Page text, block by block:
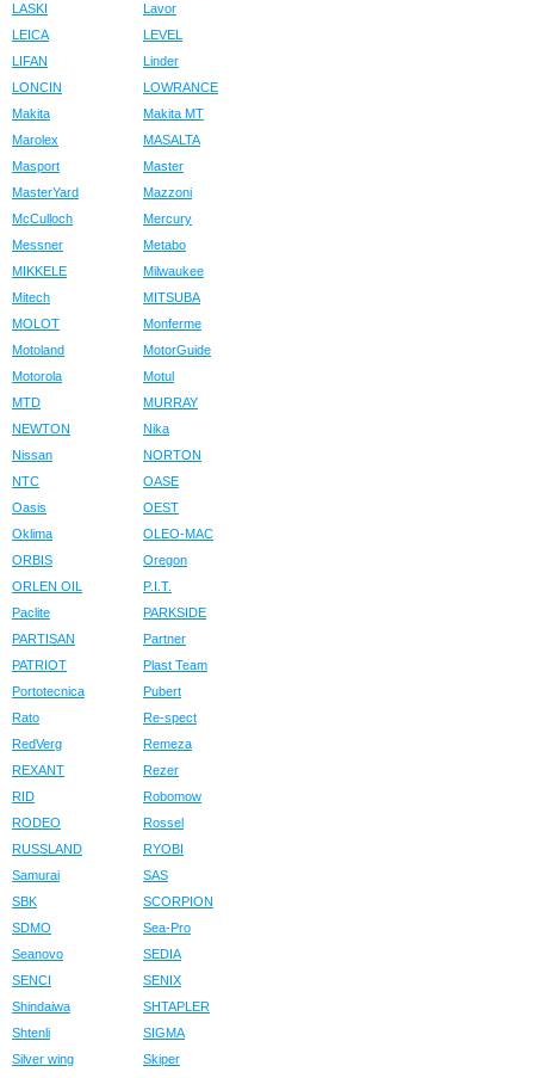
LASKI
Lavor
LEICA
LEVEL
LIFAN
Linder
LONCIN
LOWRANCE
Makita
Makita MT
Marolex
MASALTA
Masport
Master
MasterYard
Mazzoni
McCulloch
Mercury
Messner
Metabo
MIKKELE
Milwaukee
Mitech
MITSUBA
MOLOT
Monferme
Motoland
MotorGuide
Motorola
Motul
MTD
MURRAY
NEWTON
Nika
Nissan
NORTON
NTC
OASE
Oasis
OEST
Oklima
OLEO-MAC
ORBIS
Oregon
ORLEN OIL
P.I.T.
Paclite
PARKSIDE
PARTISAN
Partner
PATRIOT
Plast Team
Portotecnica
Pubert
Rato
Re-spect
RedVerg
Remeza
REXANT
Rezer
RID
Robomow
RODEO
Rossel
RUSSLAND
RYOBI
Samurai
SAS
SBK
SCORPION
SDMO
Sea-Pro
Seanovo
SEDIA
SENCI
SENIX
Shindaiwa
SHTAPLER
Shtenli
SIGMA
Silver wing
Skiper